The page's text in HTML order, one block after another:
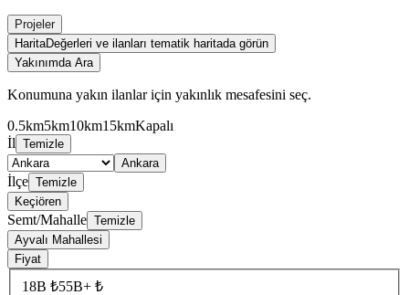
Projeler
HaritaDeğerleri ve ilanları tematik haritada görün
Yakınımda Ara
Konumuna yakın ilanlar için yakınlık mesafesini seç.
0.5km5km10km15kmKapalı
İl Temizle
Ankara
İlçe Temizle
Keçiören
Semt/Mahalle Temizle
Ayvalı Mahallesi
Fiyat
18B ₺55B+ ₺